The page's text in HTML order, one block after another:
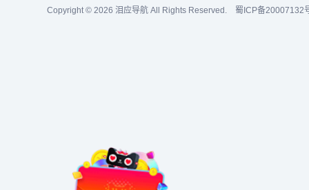
Copyright © 2026 泪应导航 All Rights Reserved. 蜀ICP备20007132